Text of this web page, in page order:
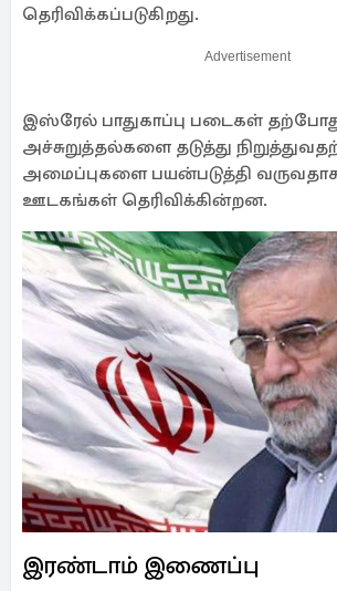
தெரிவிக்கப்படுகிறது.
Advertisement
இஸ்ரேல் பாதுகாப்பு படைகள்
அச்சுறுத்தல்களை தடுத்து
அமைப்புகளை பயன்படுத்தி
ஊடகங்கள் தெரிவிக்கின்றன.
இரண்டாம் இணைப்பு